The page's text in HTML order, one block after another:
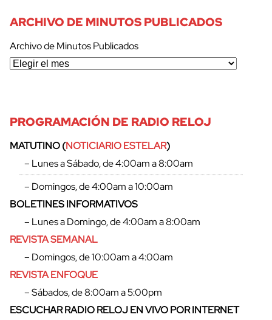
cerrar
ARCHIVO DE MINUTOS PUBLICADOS
Archivo de Minutos Publicados
PROGRAMACIÓN DE RADIO RELOJ
MATUTINO (NOTICIARIO ESTELAR)
– Lunes a Sábado, de 4:00am a 8:00am
– Domingos, de 4:00am a 10:00am
BOLETINES INFORMATIVOS
– Lunes a Domingo, de 4:00am a 8:00am
REVISTA SEMANAL
– Domingos, de 10:00am a 4:00am
REVISTA ENFOQUE
– Sábados, de 8:00am a 5:00pm
ESCUCHAR RADIO RELOJ EN VIVO POR INTERNET